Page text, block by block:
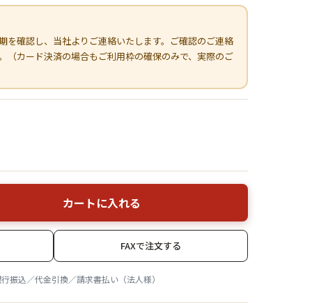
を確認し、当社よりご連絡いたします。ご確認のご連絡
（カード決済の場合もご利用枠の確保のみで、実際のご
カートに入れる
FAXで注文する
振込／代金引換／請求書払い（法人様）